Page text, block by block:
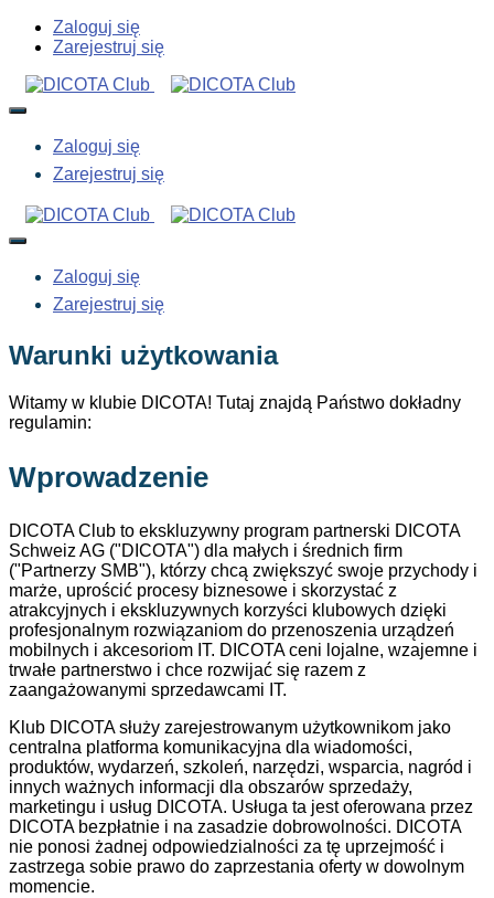
Zaloguj się
Zarejestruj się
Zaloguj się
Zarejestruj się
Zaloguj się
Zarejestruj się
Warunki użytkowania
Witamy w klubie DICOTA! Tutaj znajdą Państwo dokładny
regulamin:
Wprowadzenie
DICOTA Club to ekskluzywny program partnerski DICOTA
Schweiz AG ("DICOTA") dla małych i średnich firm
("Partnerzy SMB"), którzy chcą zwiększyć swoje przychody i
marże, uprościć procesy biznesowe i skorzystać z
atrakcyjnych i ekskluzywnych korzyści klubowych dzięki
profesjonalnym rozwiązaniom do przenoszenia urządzeń
mobilnych i akcesoriom IT. DICOTA ceni lojalne, wzajemne i
trwałe partnerstwo i chce rozwijać się razem z
zaangażowanymi sprzedawcami IT.
Klub DICOTA służy zarejestrowanym użytkownikom jako
centralna platforma komunikacyjna dla wiadomości,
produktów, wydarzeń, szkoleń, narzędzi, wsparcia, nagród i
innych ważnych informacji dla obszarów sprzedaży,
marketingu i usług DICOTA. Usługa ta jest oferowana przez
DICOTA bezpłatnie i na zasadzie dobrowolności. DICOTA
nie ponosi żadnej odpowiedzialności za tę uprzejmość i
zastrzega sobie prawo do zaprzestania oferty w dowolnym
momencie.